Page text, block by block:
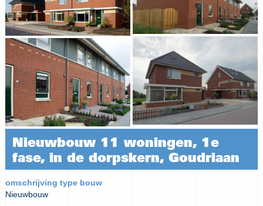
Nieuwbouw 11 woningen, 1e
fase, in de dorpskern, Goudriaan
omschrijving type bouw
Nieuwbouw